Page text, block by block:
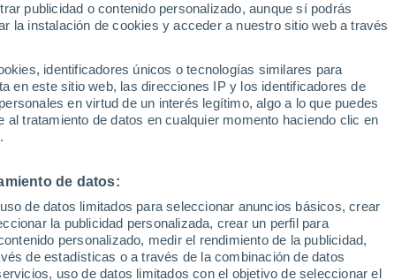
publicidad o contenido personalizado, aunque sí podrás
la instalación de cookies y acceder a nuestro sitio web a través
identificadores únicos o tecnologías similares para
en este sitio web, las direcciones IP y los identificadores de
en virtud de un interés legítimo, algo a lo que puedes
tratamiento de datos en cualquier momento haciendo clic en
de datos:
de datos limitados para seleccionar anuncios básicos, crear
la publicidad personalizada, crear un perfil para
personalizado, medir el rendimiento de la publicidad,
de estadísticas o a través de la combinación de datos
uso de datos limitados con el objetivo de seleccionar el